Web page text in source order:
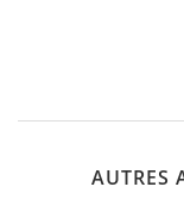
AUTRES